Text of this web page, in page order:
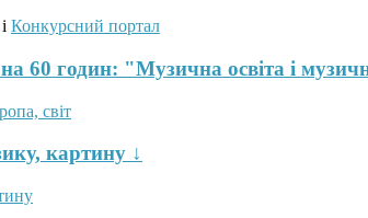
і Конкурсний портал
60 годин: "Музична освіта і
картину ↓